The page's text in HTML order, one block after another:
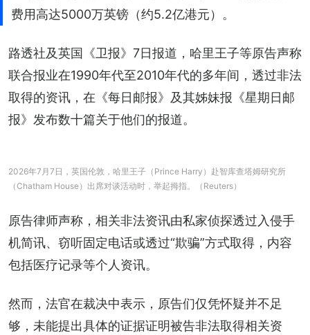
费用高达5000万英镑（约5.2亿港元）。
路透社及英国《卫报》7日报道，哈里王子等原告声称
联合报业在1990年代至2010年代的多年间，透过非法
取得的资讯，在《每日邮报》及其姊妹报《星期日邮
报》发布数十篇关于他们的报道。
2026年7月7日，英国伦敦，哈里王子（Prince Harry）赴智库查塔姆研究所
（Chatham House）出席对谈活动时，举起拇指。（Reuters）
原告律师声称，相关非法资讯由私家侦探透过入侵手
机简讯、窃听固定电话或透过“欺骗”方式取得，内容
包括医疗记录等个人资讯。
然而，法官在裁决中表示，原告们仅凭怀疑并不足
够，未能提出具体的证据证明被告非法取得相关资